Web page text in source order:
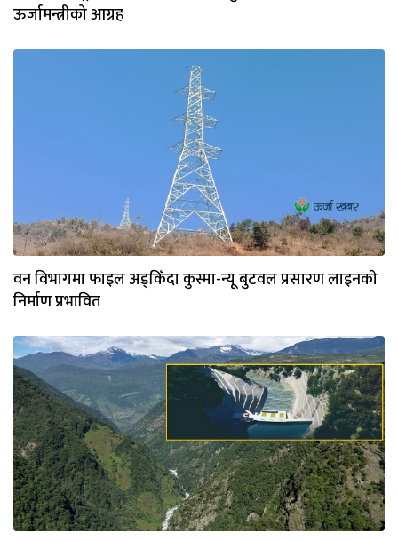
ऊर्जामन्त्रीको आग्रह
वन विभागमा फाइल अड्किँदा कुस्मा-न्यू बुटवल प्रसारण लाइनकाे
निर्माण प्रभावित